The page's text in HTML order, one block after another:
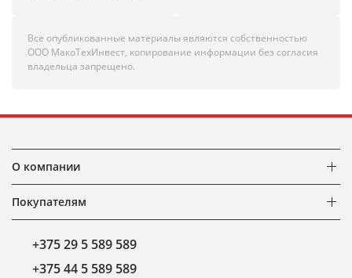
Все опубликованные материалы являются собственностью
ООО МакоТехИнвест, копирование информации без согласия
владельца запрещено.
О компании
Покупателям
+375 29 5 589 589
+375 44 5 589 589